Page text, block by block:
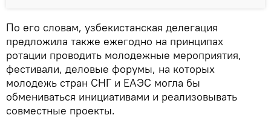
По его словам, узбекистанская делегация
предложила также ежегодно на принципах
ротации проводить молодежные мероприятия,
фестивали, деловые форумы, на которых
молодежь стран СНГ и ЕАЭС могла бы
обмениваться инициативами и реализовывать
совместные проекты.